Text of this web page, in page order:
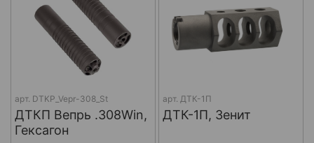
арт. DTKP_Vepr-308_St
ДТКП Вепрь .308Win,
Гексагон
арт. ДТК-1П
ДТК-1П, Зенит